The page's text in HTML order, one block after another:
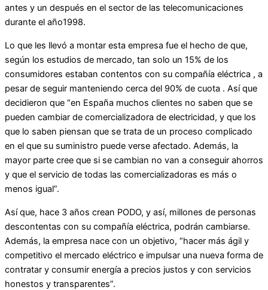
antes y un después en el sector de las telecomunicaciones
durante el año1998.
Lo que les llevó a montar esta empresa fue el hecho de que,
según los estudios de mercado, tan solo un 15% de los
consumidores estaban contentos con su compañía eléctrica , a
pesar de seguir manteniendo cerca del 90% de cuota . Así que
decidieron que “en España muchos clientes no saben que se
pueden cambiar de comercializadora de electricidad, y que los
que lo saben piensan que se trata de un proceso complicado
en el que su suministro puede verse afectado. Además, la
mayor parte cree que si se cambian no van a conseguir ahorros
y que el servicio de todas las comercializadoras es más o
menos igual”.
Así que, hace 3 años crean PODO, y así, millones de personas
descontentas con su compañía eléctrica, podrán cambiarse.
Además, la empresa nace con un objetivo, “hacer más ágil y
competitivo el mercado eléctrico e impulsar una nueva forma de
contratar y consumir energía a precios justos y con servicios
honestos y transparentes”.